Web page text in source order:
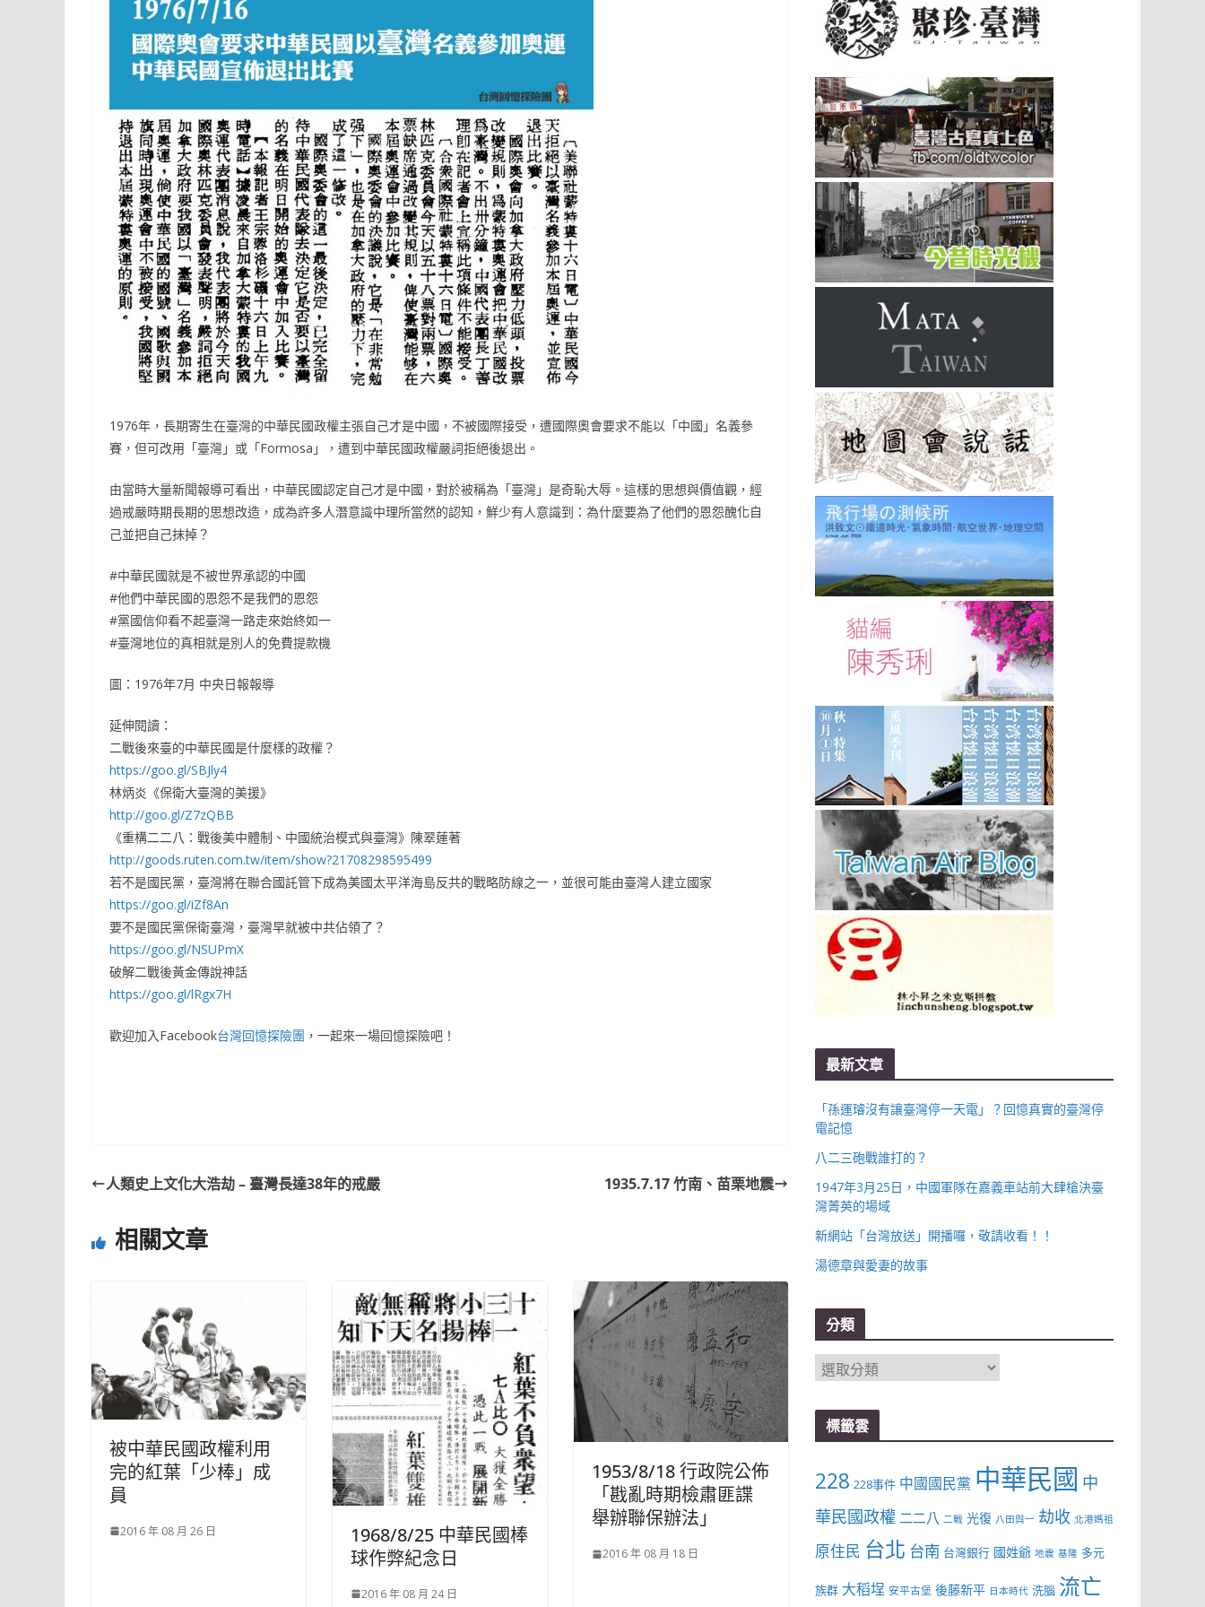
1976年，長期寄生在臺灣的中華民國政權主張自己才是中國，不被國際接受，遭國際奧會要求不能以「中國」名義參
賽，但可改用「臺灣」或「Formosa」，遭到中華民國政權嚴詞拒絕後退出。
由當時大量新聞報導可看出，中華民國認定自己才是中國，對於被稱為「臺灣」是奇恥大辱。這樣的思想與價值觀，經
過戒嚴時期長期的思想改造，成為許多人潛意識中理所當然的認知，鮮少有人意識到：為什麼要為了他們的恩怨醜化自
己並把自己抹掉？
#中華民國就是不被世界承認的中國
#他們中華民國的恩怨不是我們的恩怨
#黨國信仰看不起臺灣一路走來始終如一
#臺灣地位的真相就是別人的免費提款機
圖：1976年7月 中央日報報導
延伸閱讀：
二戰後來臺的中華民國是什麼樣的政權？
https://goo.gl/SBJly4
林炳炎《保衛大臺灣的美援》
http://goo.gl/Z7zQBB
《重構二二八：戰後美中體制、中國統治模式與臺灣》陳翠蓮著
http://goods.ruten.com.tw/item/show?21708298595499
若不是國民黨，臺灣將在聯合國託管下成為美國太平洋海島反共的戰略防線之一，並很可能由臺灣人建立國家
https://goo.gl/iZf8An
要不是國民黨保衛臺灣，臺灣早就被中共佔領了？
https://goo.gl/NSUPmX
破解二戰後黃金傳說神話
https://goo.gl/lRgx7H
歡迎加入Facebook台灣回憶探險團 ，一起來一場回憶探險吧！
人類史上文化大浩劫 – 臺灣長達38年的戒嚴 1935.7.17 竹南、苗栗地震
相關文章
被中華民國政權利用
完的紅葉「少棒」成
員
2016 年 08 月 26 日
1968/8/25 中華民國棒
球作弊紀念日
2016 年 08 月 24 日
1953/8/18 行政院公佈
「戡亂時期檢肅匪諜
舉辦聯保辦法」
2016 年 08 月 18 日
最新文章
「孫運璿沒有讓臺灣停一天電」？回憶真實的臺灣停
電記憶
八二三砲戰誰打的？
1947年3月25日，中國軍隊在嘉義車站前大肆槍決臺
灣菁英的場域
新網站「台灣放送」開播囉，敬請收看！！
湯德章與愛妻的故事
分類
分
類
標籤雲
228 228事件 中國國民黨 中華民國 中
華民國政權 二二八 二戰 光復 八田與一 劫收 北港媽祖
原住民 台北 台南 台灣銀行 國姓爺 地震 基隆 多元
族群 大稻埕 安平古堡 後藤新平 日本時代 洗腦 流亡